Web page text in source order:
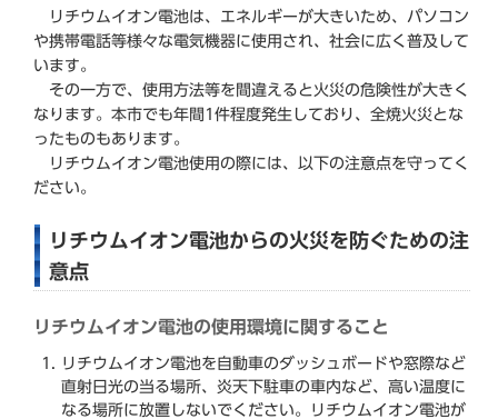
リチウムイオン電池は、エネルギーが大きいため、パソコン
や携帯電話等様々な電気機器に使用され、社会に広く普及して
います。
その一方で、使用方法等を間違えると火災の危険性が大きく
なります。本市でも年間1件程度発生しており、全焼火災とな
ったものもあります。
リチウムイオン電池使用の際には、以下の注意点を守ってく
ださい。
リチウムイオン電池からの火災を防ぐための注
意点
リチウムイオン電池の使用環境に関すること
リチウムイオン電池を自動車のダッシュボードや窓際など
直射日光の当る場所、炎天下駐車の車内など、高い温度に
なる場所に放置しないでください。リチウムイオン電池が